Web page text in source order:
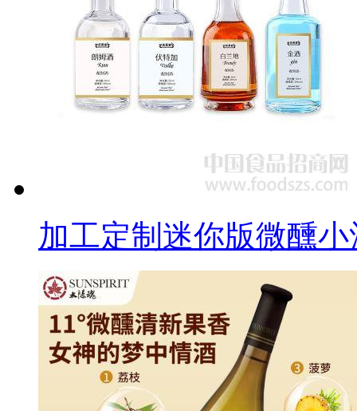
加工定制迷你版微醺